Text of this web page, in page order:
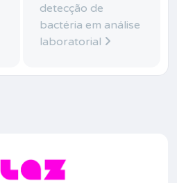
detecção de
bactéria em análise
laboratorial